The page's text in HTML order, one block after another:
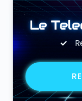
Le